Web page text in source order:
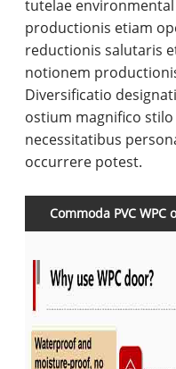
tutelae
productionis etiam
reductionis salutaris
notionem
Diversificatio
ostium magnifico
necessitatibus
occurrere potest.
Commoda PVC WPC